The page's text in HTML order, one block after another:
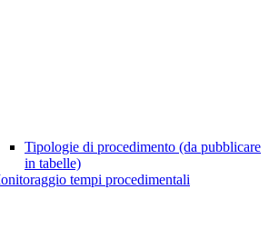
Tipologie di procedimento (da pubblicare
in tabelle)
tempi procedimentali